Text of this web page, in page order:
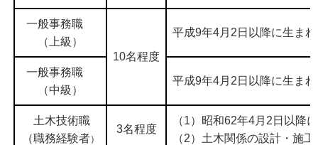
一般事務職
（上級）
10名程度
平成9年4月2日以降に生ま
一般事務職
（中級）
平成9年4月2日以降に生ま
土木技術職
（職務経験者）
3名程度
（1）昭和62年4月2日以降
（2）土木関係の設計・施